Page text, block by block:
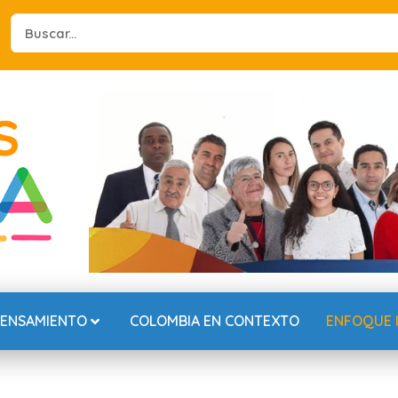
Search
...
COLOMBIA EN CONTEXTO ENFOQUE